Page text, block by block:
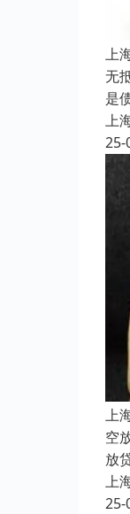
上
无
是
上
25-
上
空
放
上
25-